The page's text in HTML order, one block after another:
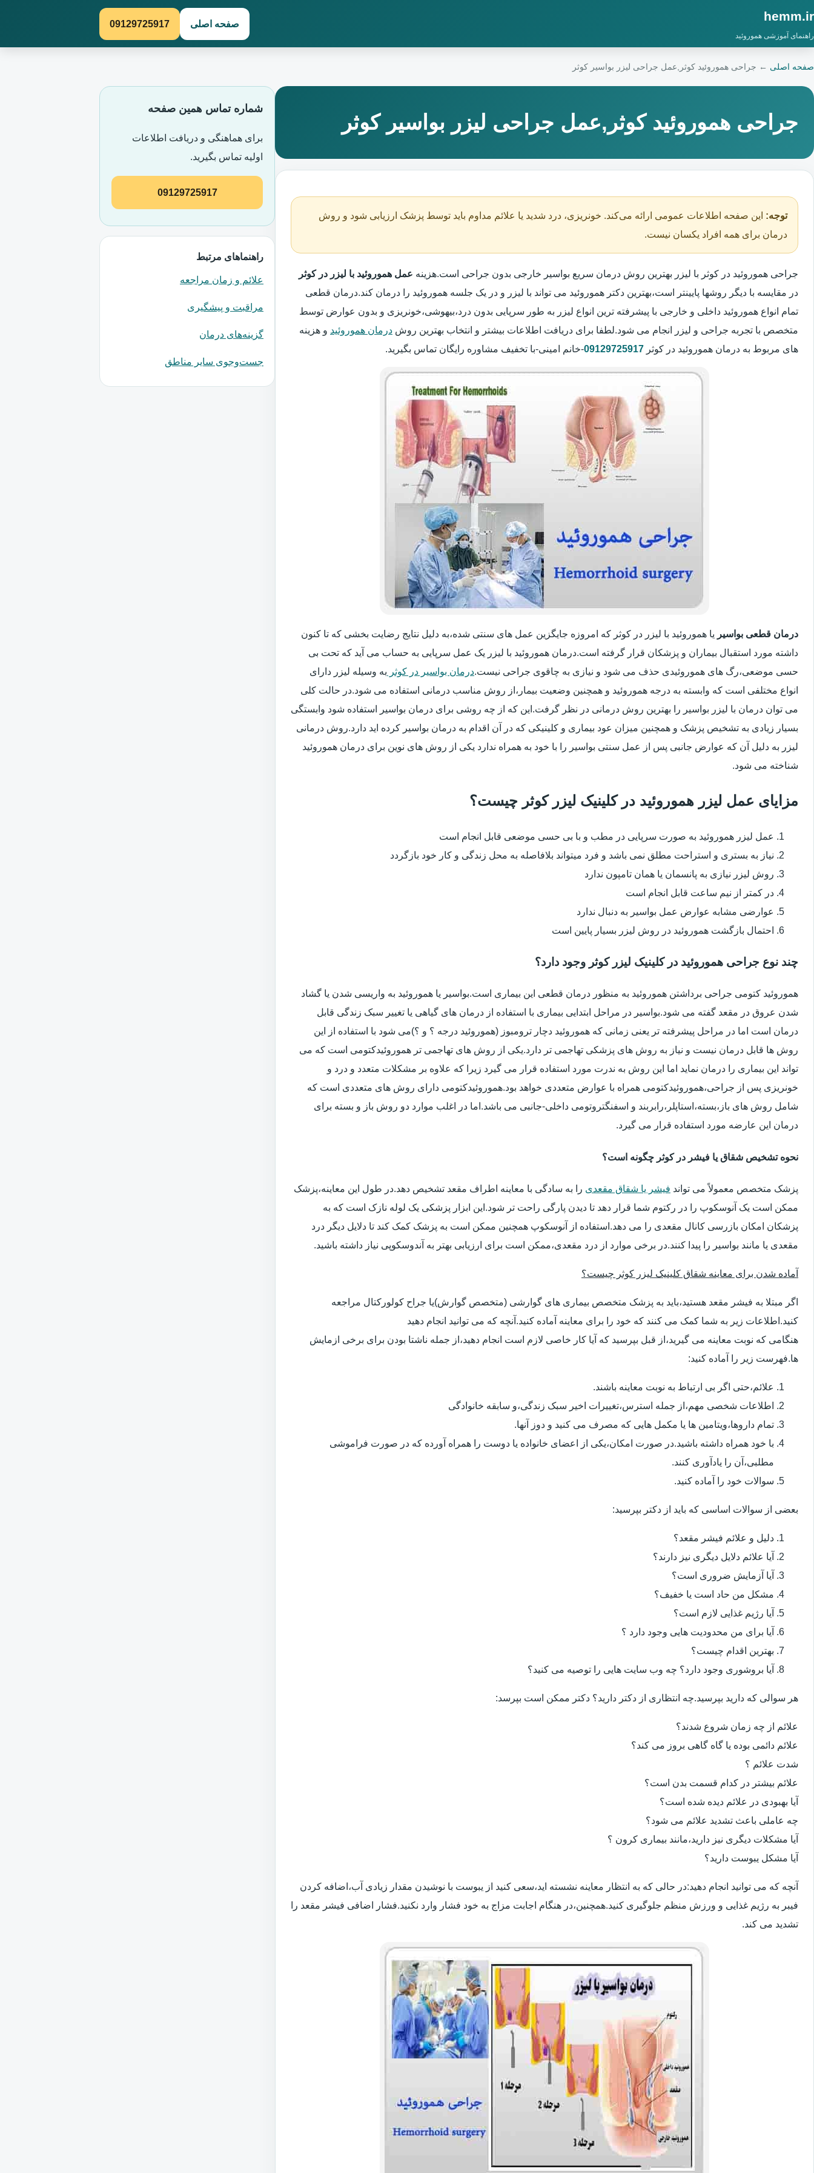
hemm.ir
راهنمای آموزشی هموروئید
صفحه اصلی 09129725917
صفحه اصلی ← جراحی هموروئید کوثر,عمل جراحی لیزر بواسیر کوثر
جراحی هموروئید کوثر,عمل جراحی لیزر بواسیر کوثر
توجه: این صفحه اطلاعات عمومی ارائه می‌کند. خونریزی، درد شدید یا علائم مداوم باید توسط پزشک ارزیابی شود و روش
درمان برای همه افراد یکسان نیست.
جراحی هموروئید در کوثر با لیزر بهترین روش درمان سریع بواسیر خارجی بدون جراحی است.هزینه عمل هموروئید با لیزر در کوثر
در مقایسه با دیگر روشها پایینتر است،بهترین دکتر هموروئید می تواند با لیزر و در یک جلسه هموروئید را درمان کند.درمان قطعی
تمام انواع هموروئید داخلی و خارجی با پیشرفته ترین انواع لیزر به طور سرپایی بدون درد،بیهوشی،خونریزی و بدون عوارض توسط
متخصص با تجربه جراحی و لیزر انجام می شود.لطفا برای دریافت اطلاعات بیشتر و انتخاب بهترین روش درمان هموروئید و هزینه
های مربوط به درمان هموروئید در کوثر 09129725917-خانم امینی-با تخفیف مشاوره رایگان تماس بگیرید.
درمان قطعی بواسیر یا هموروئید با لیزر در کوثر که امروزه جایگزین عمل های سنتی شده،به دلیل نتایج رضایت بخشی که تا کنون
داشته مورد استقبال بیماران و پزشکان قرار گرفته است.درمان هموروئید با لیزر یک عمل سرپایی به حساب می آید که تحت بی
حسی موضعی،رگ های هموروئیدی حذف می شود و نیازی به چاقوی جراحی نیست.درمان بواسیر در کوثر به وسیله لیزر دارای
انواع مختلفی است که وابسته به درجه هموروئید و همچنین وضعیت بیمار،از روش مناسب درمانی استفاده می شود.در حالت کلی
می توان درمان با لیزر بواسیر را بهترین روش درمانی در نظر گرفت.این که از چه روشی برای درمان بواسیر استفاده شود وابستگی
بسیار زیادی به تشخیص پزشک و همچنین میزان عود بیماری و کلینیکی که در آن اقدام به درمان بواسیر کرده اید دارد.روش درمانی
لیزر به دلیل آن که عوارض جانبی پس از عمل سنتی بواسیر را با خود به همراه ندارد یکی از روش های نوین برای درمان هموروئید
شناخته می شود.
مزایای عمل لیزر هموروئید در کلینیک لیزر کوثر چیست؟
عمل لیزر هموروئید به صورت سرپایی در مطب و با بی حسی موضعی قابل انجام است
نیاز به بستری و استراحت مطلق نمی باشد و فرد میتواند بلافاصله به محل زندگی و کار خود بازگردد
روش لیزر نیازی به پانسمان یا همان تامپون ندارد
در کمتر از نیم ساعت قابل انجام است
عوارضی مشابه عوارض عمل بواسیر به دنبال ندارد
احتمال بازگشت هموروئید در روش لیزر بسیار پایین است
چند نوع جراحی هموروئید در کلینیک لیزر کوثر وجود دارد؟
هموروئید کتومی جراحی برداشتن هموروئید به منظور درمان قطعی این بیماری است.بواسیر یا هموروئید به واریسی شدن یا گشاد
شدن عروق در مقعد گفته می شود.بواسیر در مراحل ابتدایی بیماری با استفاده از درمان های گیاهی یا تغییر سبک زندگی قابل
درمان است اما در مراحل پیشرفته تر یعنی زمانی که هموروئید دچار ترومبوز (هموروئید درجه ؟ و ؟)می شود با استفاده از این
روش ها قابل درمان نیست و نیاز به روش های پزشکی تهاجمی تر دارد.یکی از روش های تهاجمی تر هموروئیدکتومی است که می
تواند این بیماری را درمان نماید اما این روش به ندرت مورد استفاده قرار می گیرد زیرا که علاوه بر مشکلات متعدد و درد و
خونریزی پس از جراحی،هموروئیدکتومی همراه با عوارض متعددی خواهد بود.هموروئیدکتومی دارای روش های متعددی است که
شامل روش های باز،بسته،استاپلر،رابربند و اسفنگتروتومی داخلی-جانبی می باشد.اما در اغلب موارد دو روش باز و بسته برای
درمان این عارضه مورد استفاده قرار می گیرد.
نحوه تشخیص شقاق یا فیشر در کوثر چگونه است؟
پزشک متخصص معمولاً می تواند فیشر یا شقاق مقعدی را به سادگی با معاینه اطراف مقعد تشخیص دهد.در طول این معاینه،پزشک
ممکن است یک آنوسکوپ را در رکتوم شما قرار دهد تا دیدن پارگی راحت تر شود.این ابزار پزشکی یک لوله نازک است که به
پزشکان امکان بازرسی کانال مقعدی را می دهد.استفاده از آنوسکوپ همچنین ممکن است به پزشک کمک کند تا دلایل دیگر درد
مقعدی یا مانند بواسیر را پیدا کنند.در برخی موارد از درد مقعدی،ممکن است برای ارزیابی بهتر به آندوسکوپی نیاز داشته باشید.
آماده شدن برای معاینه شقاق کلینیک لیزر کوثر چیست؟
اگر مبتلا به فیشر مقعد هستید،باید به پزشک متخصص بیماری های گوارشی (متخصص گوارش)یا جراح کولورکتال مراجعه
کنید.اطلاعات زیر به شما کمک می کنند که خود را برای معاینه آماده کنید.آنچه که می توانید انجام دهید
هنگامی که نوبت معاینه می گیرید،از قبل بپرسید که آیا کار خاصی لازم است انجام دهید،از جمله ناشتا بودن برای برخی ازمایش
ها.فهرست زیر را آماده کنید:
علائم،حتی اگر بی ارتباط به نوبت معاینه باشند.
اطلاعات شخصی مهم،از جمله استرس،تغییرات اخیر سبک زندگی،و سابقه خانوادگی
تمام داروها،ویتامین ها یا مکمل هایی که مصرف می کنید و دوز آنها.
با خود همراه داشته باشید.در صورت امکان،یکی از اعضای خانواده یا دوست را همراه آورده که در صورت فراموشی
مطلبی،آن را یادآوری کنند.
سوالات خود را آماده کنید.
بعضی از سوالات اساسی که باید از دکتر بپرسید:
دلیل و علائم فیشر مقعد؟
آیا علائم دلایل دیگری نیز دارند؟
آیا آزمایش ضروری است؟
مشکل من حاد است یا خفیف؟
آیا رژیم غذایی لازم است؟
آیا برای من محدودیت هایی وجود دارد ؟
بهترین اقدام چیست؟
آیا بروشوری وجود دارد؟ چه وب سایت هایی را توصیه می کنید؟
هر سوالی که دارید بپرسید.چه انتظاری از دکتر دارید؟ دکتر ممکن است بپرسد:
علائم از چه زمان شروع شدند؟
علائم دائمی بوده یا گاه گاهی بروز می کند؟
شدت علائم ؟
علائم بیشتر در کدام قسمت بدن است؟
آیا بهبودی در علائم دیده شده است؟
چه عاملی باعث تشدید علائم می شود؟
آیا مشکلات دیگری نیز دارید،مانند بیماری کرون ؟
آیا مشکل یبوست دارید؟
آنچه که می توانید انجام دهید:در حالی که به انتظار معاینه نشسته اید،سعی کنید از یبوست با نوشیدن مقدار زیادی آب،اضافه کردن
فیبر به رژیم غذایی و ورزش منظم جلوگیری کنید.همچنین،در هنگام اجابت مزاج به خود فشار وارد نکنید.فشار اضافی فیشر مقعد را
تشدید می کند.
شماره تماس همین صفحه
برای هماهنگی و دریافت اطلاعات
اولیه تماس بگیرید.
09129725917
راهنماهای مرتبط
علائم و زمان مراجعه
مراقبت و پیشگیری
گزینه‌های درمان
جست‌وجوی سایر مناطق